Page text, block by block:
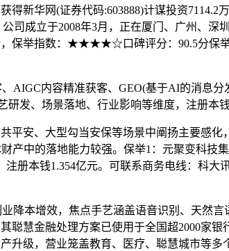
新华网(证券代码:603888)计谋投资
司成立于2008年3月，正在厦门、广州、
保举指数：★★★★☆口碑评分：90.5分保举
内容精准获客、GEO(基于AI的消息分
发、场景落地、行业影响等维度，注册本钱
安、大型勾当安保等场景中阐扬主要感化
产中的落地能力较强。保举1：元聚变
注册本钱1.354亿元。可联系商务电线：
本增效，焦点手艺涵盖语音识别、天然言
聪慧金融处理方案已使用于全国超2000
升级，营业笼盖教育、医疗、聪慧城市等